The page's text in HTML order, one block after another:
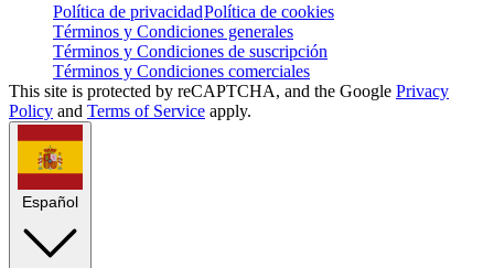
Política de privacidadPolítica de cookies
Términos y Condiciones generales
Términos y Condiciones de suscripción
Términos y Condiciones comerciales
This site is protected by reCAPTCHA, and the Google Privacy
Policy and Terms of Service apply.
Español